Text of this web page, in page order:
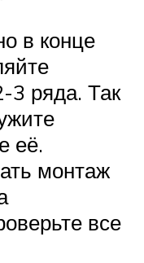
в конце
3 ряда. Так
её.
монтаж
все